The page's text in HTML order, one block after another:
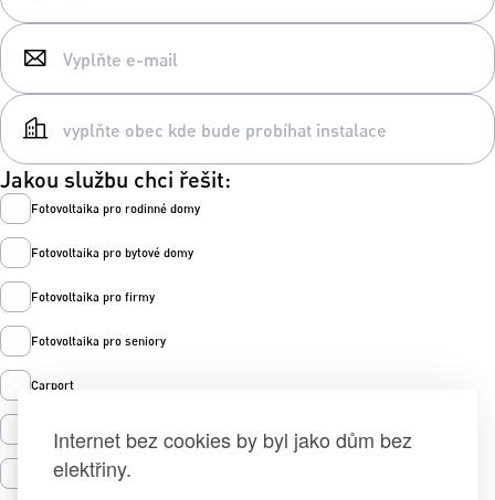
Internet bez cookies by byl jako dům bez
elektřiny.
Jakou službu chci řešit:
Fotovoltaika pro rodinné domy
Fotovoltaika pro bytové domy
Fotovoltaika pro firmy
Fotovoltaika pro seniory
Carport
Prodej zelené energie